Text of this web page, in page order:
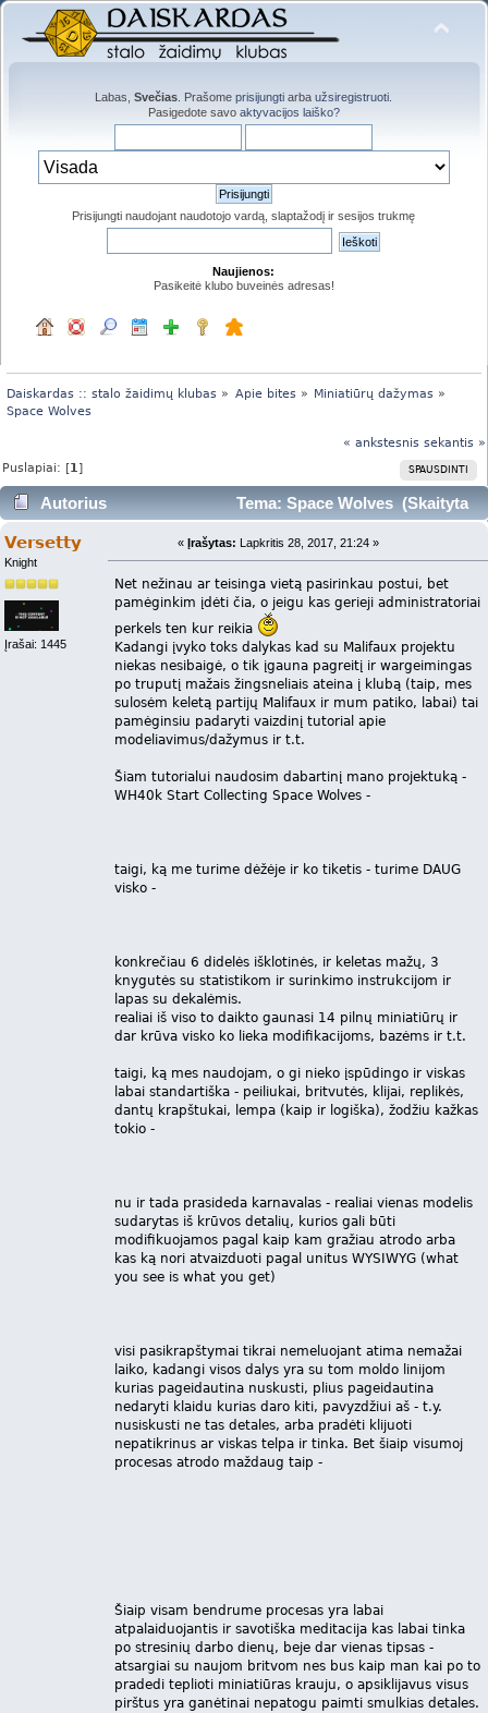
Labas,Svečias . Prašomeprisijungti arbaužsiregistruoti
Pasigedote savo aktyvacijos laiško?
Prisijungti naudojant naudotojo vardą, slaptažodį ir sesijos trukmę
Naujienos:
Pasikeitė klubo buveinės adresas!
Daiskardas :: stalo žaidimų klubas » Apie bites» Miniatiūrų dažymas »
Space Wolves
« ankstesnis sekantis »
SPAUSDINTI
Puslapiai: [1 ]
Autorius
Tema: Space Wolves (Skaityta
16369 kartus)
Versetty
Knight
Įrašai: 1445
« Įrašytas: Lapkritis 28, 2017, 21:24 »
Net nežinau ar teisinga vietą pasirinkau postui, bet
pamėginkim įdėti čia, o jeigu kas gerieji administratoriai
perkels ten kur reikia
Kadangi įvyko toks dalykas kad su Malifaux projektu
niekas nesibaigė, o tik įgauna pagreitį ir wargeimingas
po truputį mažais žingsneliais ateina į klubą (taip, mes
sulosėm keletą partijų Malifaux ir mum patiko, labai) tai
pamėginsiu padaryti vaizdinį tutorial apie
modeliavimus/dažymus ir t.t.
Šiam tutorialui naudosim dabartinį mano projektuką -
WH40k Start Collecting Space Wolves -
taigi, ką me turime dėžėje ir ko tiketis - turime DAUG
visko -
konkrečiau 6 didelės išklotinės, ir keletas mažų, 3
knygutės su statistikom ir surinkimo instrukcijom ir
lapas su dekalėmis.
realiai iš viso to daikto gaunasi 14 pilnų miniatiūrų ir
dar krūva visko ko lieka modifikacijoms, bazėms ir t.t.
taigi, ką mes naudojam, o gi nieko įspūdingo ir viskas
labai standartiška - peiliukai, britvutės, klijai, replikės,
dantų krapštukai, lempa (kaip ir logiška), žodžiu kažkas
tokio -
nu ir tada prasideda karnavalas - realiai vienas modelis
sudarytas iš krūvos detalių, kurios gali būti
modifikuojamos pagal kaip kam gražiau atrodo arba
kas ką nori atvaizduoti pagal unitus WYSIWYG (what
you see is what you get)
visi pasikrapštymai tikrai nemeluojant atima nemažai
laiko, kadangi visos dalys yra su tom moldo linijom
kurias pageidautina nuskusti, plius pageidautina
nedaryti klaidu kurias daro kiti, pavyzdžiui aš - t.y.
nusiskusti ne tas detales, arba pradėti klijuoti
nepatikrinus ar viskas telpa ir tinka. Bet šiaip visumoj
procesas atrodo maždaug taip -
Šiaip visam bendrume procesas yra labai
atpalaiduojantis ir savotiška meditacija kas labai tinka
po stresinių darbo dienų, beje dar vienas tipsas -
atsargiai su naujom britvom nes bus kaip man kai po to
pradedi teplioti miniatiūras krauju, o apsiklijavus visus
pirštus yra ganėtinai nepatogu paimti smulkias detales.